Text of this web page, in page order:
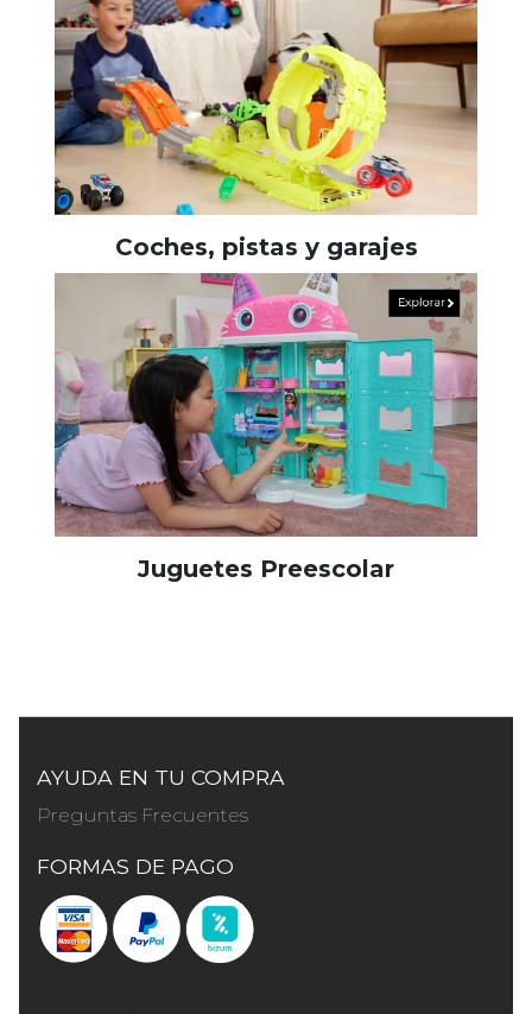
Coches, pistas y garajes
Juguetes Preescolar
AYUDA EN TU COMPRA
Preguntas Frecuentes
FORMAS DE PAGO